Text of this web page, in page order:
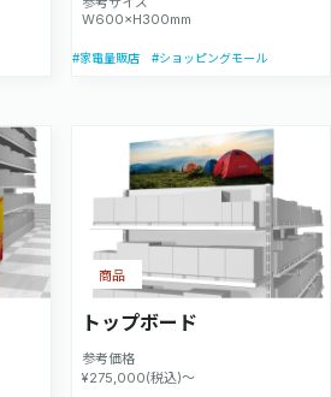
W600×H300mm
#家電量販店 #ショッピングモール
トップボード
参考価格
¥275,000(税込)～
商品